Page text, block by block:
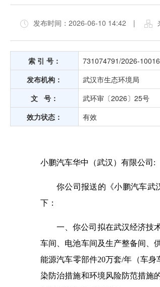
发布时间：2026-06-10 14:42 |
索 引 号： 731074791/2026-10016
发布机构：
武汉市生态环境局
文 号：
武环审〔2026〕25号
效力状态：
有效
小鹏汽车华中（武汉）有限公司:
你公司报送的《小鹏汽车武
下：
一、你公司拟在武汉经济技
车间、电池车间及生产整备间、
能源汽车零部件20万套/年（车
染防治措施和环境风险防范措施